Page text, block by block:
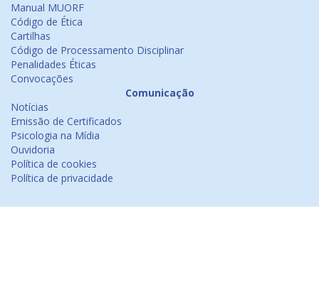
Manual MUORF
Código de Ética
Cartilhas
Código de Processamento Disciplinar
Penalidades Éticas
Convocações
Comunicação
Notícias
Emissão de Certificados
Psicologia na Mídia
Ouvidoria
Política de cookies
Política de privacidade